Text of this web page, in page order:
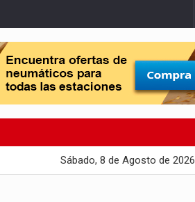
Sábado, 8 de Agosto de 2026